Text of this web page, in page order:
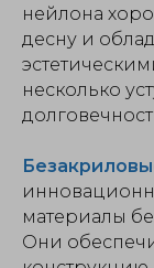
нейлона
десну и
несколько
материалы
Они